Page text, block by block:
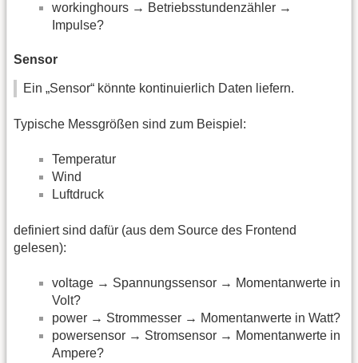
workinghours → Betriebsstundenzähler →
Impulse?
Sensor
Ein „Sensor“ könnte kontinuierlich Daten liefern.
Typische Messgrößen sind zum Beispiel:
Temperatur
Wind
Luftdruck
definiert sind dafür (aus dem Source des Frontend
gelesen):
voltage → Spannungssensor → Momentanwerte in
Volt?
power → Strommesser → Momentanwerte in Watt?
powersensor → Stromsensor → Momentanwerte in
Ampere?